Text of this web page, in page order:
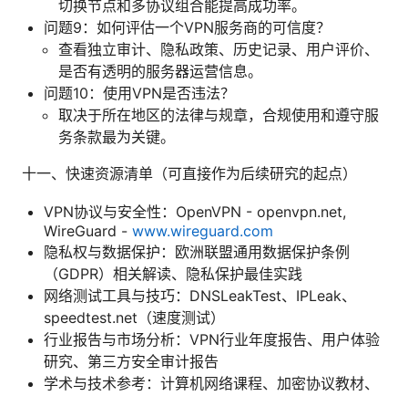
切换节点和多协议组合能提高成功率。
问题9：如何评估一个VPN服务商的可信度？
查看独立审计、隐私政策、历史记录、用户评价、
是否有透明的服务器运营信息。
问题10：使用VPN是否违法？
取决于所在地区的法律与规章，合规使用和遵守服
务条款最为关键。
十一、快速资源清单（可直接作为后续研究的起点）
VPN协议与安全性：OpenVPN - openvpn.net,
WireGuard - www.wireguard.com
隐私权与数据保护：欧洲联盟通用数据保护条例
（GDPR）相关解读、隐私保护最佳实践
网络测试工具与技巧：DNSLeakTest、IPLeak、
speedtest.net（速度测试）
行业报告与市场分析：VPN行业年度报告、用户体验
研究、第三方安全审计报告
学术与技术参考：计算机网络课程、加密协议教材、